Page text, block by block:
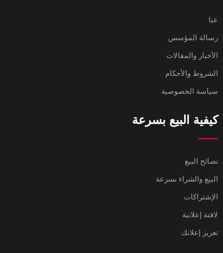
عنا
رسالة المؤسس
الأخبار والمقالات
الشروط والأحكام
سياسة الخصوصية
كيفية البيع بسرعة
نصائح البيع
البيع والشراء بسرعة
الإشتراكات
لافتة إعلانية
تعزيز إعلانك